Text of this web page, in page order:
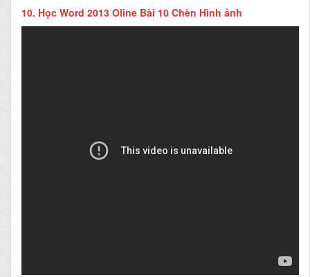
10. Học Word 2013 Oline Bài 10 Chèn Hình ảnh